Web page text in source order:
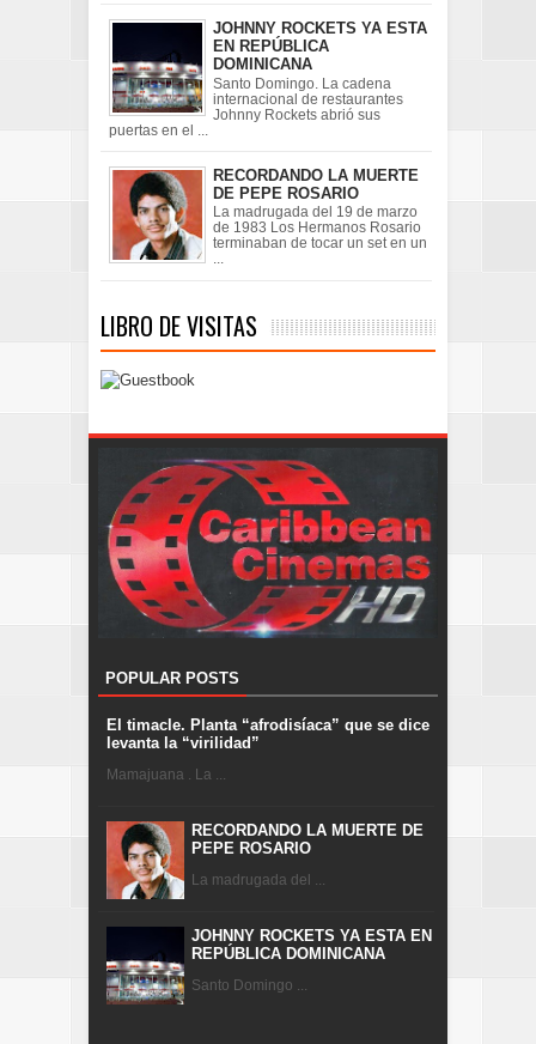
JOHNNY ROCKETS YA ESTA
EN REPÚBLICA
DOMINICANA
Santo Domingo. La cadena
internacional de restaurantes
Johnny Rockets abrió sus
puertas en el ...
RECORDANDO LA MUERTE
DE PEPE ROSARIO
La madrugada del 19 de marzo
de 1983 Los Hermanos Rosario
terminaban de tocar un set en un
...
LIBRO DE VISITAS
POPULAR POSTS
El timacle. Planta “afrodisíaca” que se dice
levanta la “virilidad”
Mamajuana . La ...
RECORDANDO LA MUERTE DE
PEPE ROSARIO
La madrugada del ...
JOHNNY ROCKETS YA ESTA EN
REPÚBLICA DOMINICANA
Santo Domingo ...